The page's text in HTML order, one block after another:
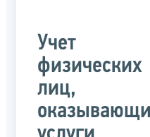
Учет
физических
лиц,